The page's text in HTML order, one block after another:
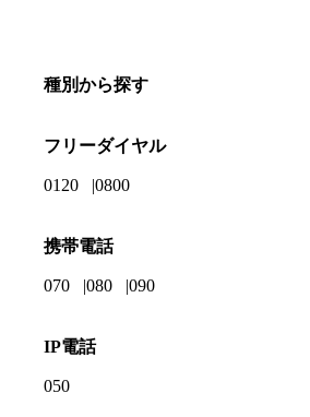
種別から探す
フリーダイヤル
0120 0800
携帯電話
070 080 090
IP電話
050